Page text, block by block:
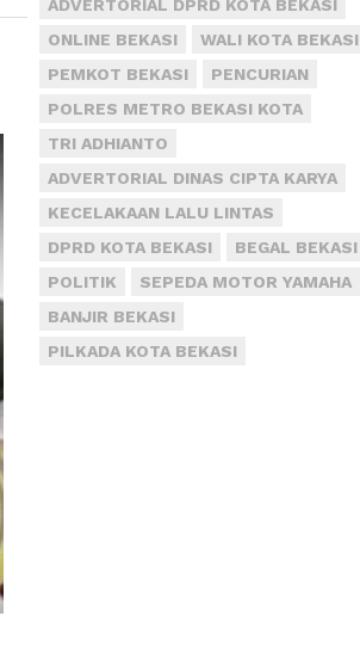
ADVERTORIAL DPRD KOTA BEKASI
ONLINE BEKASI
WALI KOTA BEKASI
PEMKOT BEKASI
PENCURIAN
POLRES METRO BEKASI KOTA
TRI ADHIANTO
ADVERTORIAL DINAS CIPTA KARYA
KECELAKAAN LALU LINTAS
DPRD KOTA BEKASI
BEGAL BEKASI
POLITIK
SEPEDA MOTOR YAMAHA
BANJIR BEKASI
PILKADA KOTA BEKASI